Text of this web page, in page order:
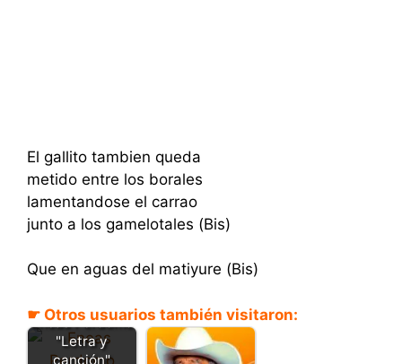
El gallito tambien queda
metido entre los borales
lamentandose el carrao
junto a los gamelotales (Bis)
Que en aguas del matiyure (Bis)
☛ Otros usuarios también visitaron:
Eneas Perdomo
"Letra y
canción"